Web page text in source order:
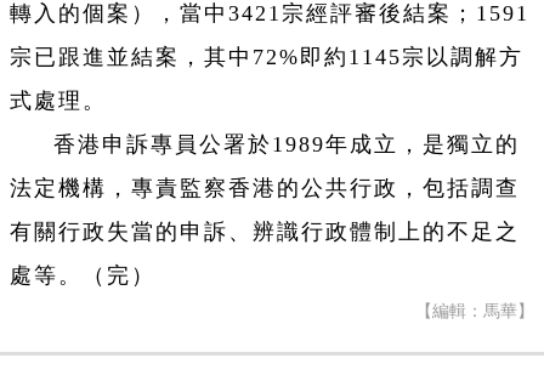
轉入的個案），當中3421宗經評審後結案；1591
宗已跟進並結案，其中72%即約1145宗以調解方
式處理。
香港申訴專員公署於1989年成立，是獨立的
法定機構，專責監察香港的公共行政，包括調查
有關行政失當的申訴、辨識行政體制上的不足之
處等。（完）
【編輯：馬華】